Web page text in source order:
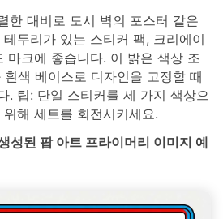
한 대비로 도시 벽의 포스터 같은
두리가 있는 스티커 팩, 크리에이
마크에 좋습니다. 이 밝은 색상 조
색 베이스로 디자인을 고정할 때
. 팁: 단일 스티커를 세 가지 색상으
해 세트를 회전시키세요.
성된 팝 아트 프라이머리 이미지 예